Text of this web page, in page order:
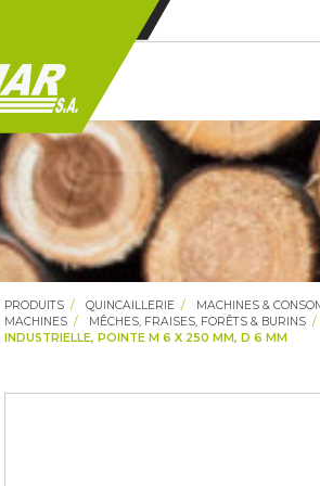
PRODUITS QUINCAILLERIE MACHINES &
MACHINES
MÊCHES, FRAISES, FORÊTS & BURINS
INDUSTRIELLE, POINTE M 6 X 250 MM, D 6 MM